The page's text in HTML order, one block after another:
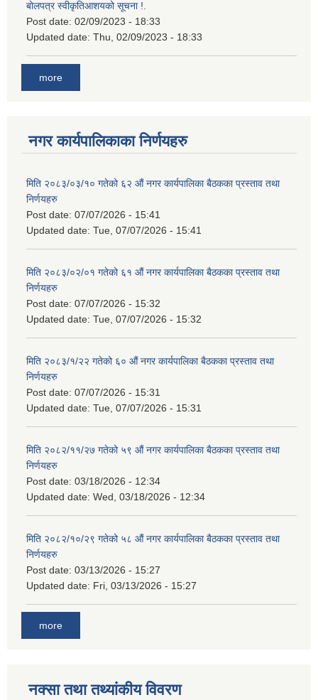
बोलपत्र स्वीकृतिआशयको सूचना !.
Post date: 02/09/2023 - 18:33
Updated date: Thu, 02/09/2023 - 18:33
more
नगर कार्यपालिकाका निर्णयहरु
मिति २०८३/०३/१० गतेको ६२ औं नगर कार्यपालिका बैठकका प्रस्ताव तथा
निर्णयहरु
Post date: 07/07/2026 - 15:41
Updated date: Tue, 07/07/2026 - 15:41
मिति २०८३/०२/०१ गतेको ६१ औं नगर कार्यपालिका बैठकका प्रस्ताव तथा
निर्णयहरु
Post date: 07/07/2026 - 15:32
Updated date: Tue, 07/07/2026 - 15:32
मिति २०८३/१/२२ गतेको ६० औं नगर कार्यपालिका बैठकका प्रस्ताव तथा
निर्णयहरु
Post date: 07/07/2026 - 15:31
Updated date: Tue, 07/07/2026 - 15:31
मिति २०८२/११/२७ गतेको ५९ औं नगर कार्यपालिका बैठकका प्रस्ताव तथा
निर्णयहरु
Post date: 03/18/2026 - 12:34
Updated date: Wed, 03/18/2026 - 12:34
मिति २०८२/१०/२९ गतेको ५८ औं नगर कार्यपालिका बैठकका प्रस्ताव तथा
निर्णयहरु
Post date: 03/13/2026 - 15:27
Updated date: Fri, 03/13/2026 - 15:27
more
नक्सा तथा तथ्यांकीय विवरण